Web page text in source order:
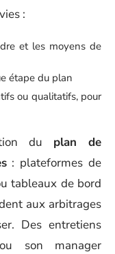
:
et les moyens de
étape du plan
ou qualitatifs, pour
du plan de
: plateformes de
tableaux de bord
aux arbitrages
Des entretiens
son manager